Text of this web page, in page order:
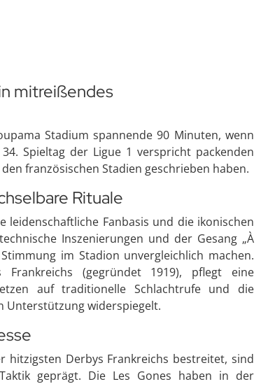
mitreißendes
Stadium spannende 90 Minuten, wenn
Spieltag der Ligue 1 verspricht packenden
französischen Stadien geschrieben haben.
Rituale
Fanbasis und die ikonischen
Inszenierungen und der Gesang „À
im Stadion unvergleichlich machen.
(gegründet 1919), pflegt eine
auf traditionelle Schlachtrufe und die
Unterstützung widerspiegelt.
hitzigsten Derbys Frankreichs bestreitet, sind
geprägt. Die Les Gones haben in der